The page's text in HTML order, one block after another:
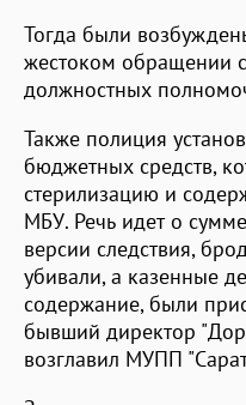
Тогда были
жестоком обращении
должностных
Также полиция
бюджетных средств,
стерилизацию и
МБУ. Речь идет о
версии следствия,
убивали, а казенные
содержание, были
бывший директор
возглавил МУПП